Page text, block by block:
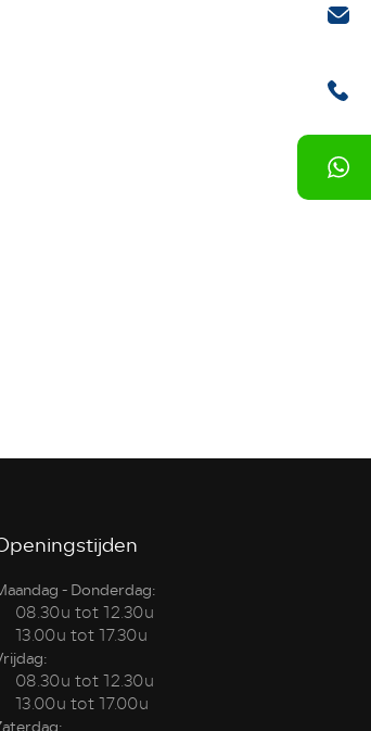
- Donderdag:
08.30u tot 12.30u
13.00u tot 17.30u
08.30u tot 12.30u
13.00u tot 17.00u